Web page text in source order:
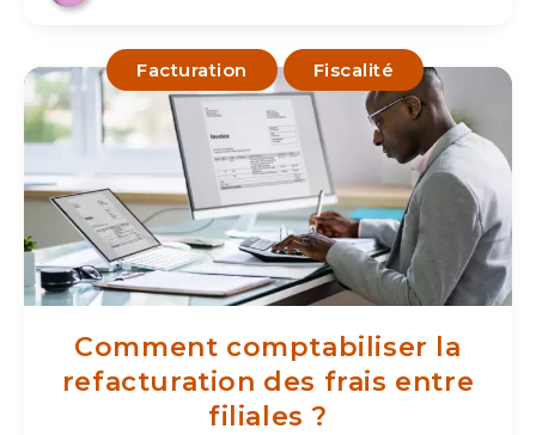
Facturation Fiscalité
Comment comptabiliser la
refacturation des frais entre
filiales ?